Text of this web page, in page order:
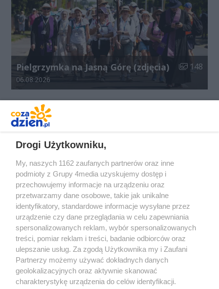
Pielgrzymka na Jasną Górę (zdjęcia) Liczba
148
Data dodania galerii:
06.08.2026
Redakcja Reklama Prywatność
Praca Łódź
the:protocol
Drogi Użytkowniku,
My, naszych 1162 zaufanych partnerów oraz inne
podmioty z Grupy 4media uzyskujemy dostęp i
przechowujemy informacje na urządzeniu oraz
przetwarzamy dane osobowe, takie jak unikalne
identyfikatory, standardowe informacje wysyłane przez
urządzenie czy dane przeglądania w celu zapewniania
spersonalizowanych reklam, wybór spersonalizowanych
treści, pomiar reklam i treści, badanie odbiorców oraz
ulepszanie usług. Za zgodą Użytkownika my i Zaufani
Partnerzy możemy używać dokładnych danych
geolokalizacyjnych oraz aktywnie skanować
charakterystykę urządzenia do celów identyfikacji.